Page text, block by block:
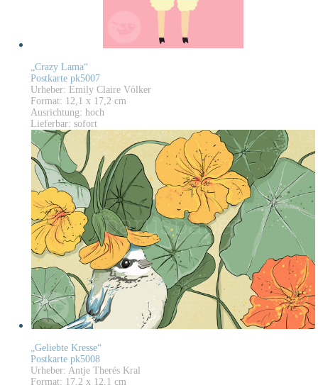
„Crazy Lama“
Postkarte pk5007
Urheber: Emily Claire Völker
Format: 12,1 x 17,2 cm
Ausrichtung: hoch
Lieferbar: sofort
„Geliebte Kresse“
Postkarte pk5008
Urheber: Antje Therés Kral
Format: 17,2 x 12,1 cm